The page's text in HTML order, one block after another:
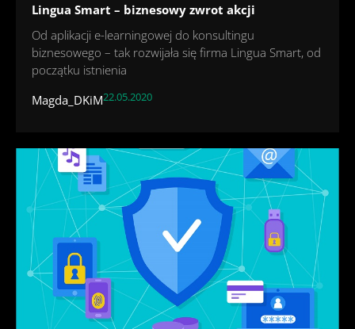
Lingua Smart – biznesowy zwrot akcji
Od aplikacji e-learningowej do konsultingu
biznesowego – tak rozwijała się firma Lingua Smart, od
początku istnienia
Magda_DKiM22.05.2020